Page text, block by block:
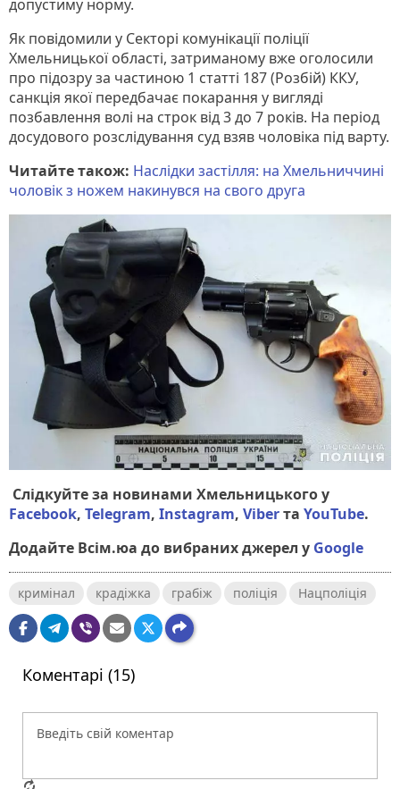
допустиму норму.
Як повідомили у Секторі комунікації поліції
Хмельницької області, затриманому вже оголосили
про підозру за частиною 1 статті 187 (Розбій) ККУ,
санкція якої передбачає покарання у вигляді
позбавлення волі на строк від 3 до 7 років. На період
досудового розслідування суд взяв чоловіка під варту.
Читайте також: Наслідки застілля: на Хмельниччині
чоловік з ножем накинувся на свого друга
Слідкуйте за новинами Хмельницького у
Facebook, Telegram, Instagram, Viberта YouTube.
Додайте Всім.юа до вибраних джерел у Google
кримінал крадіжка грабіж поліція Нацполіція
Коментарі (15)